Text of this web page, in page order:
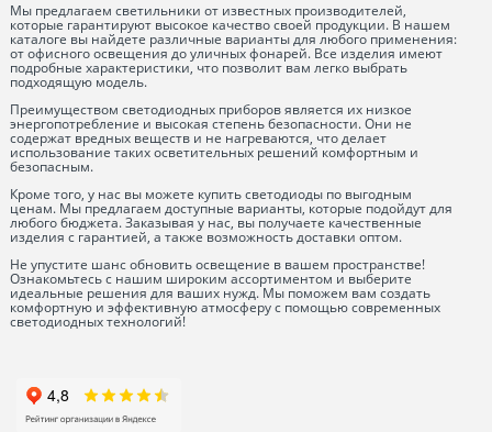
Мы предлагаем светильники от известных производителей,
которые гарантируют высокое качество своей продукции. В нашем
каталоге вы найдете различные варианты для любого применения:
от офисного освещения до уличных фонарей. Все изделия имеют
подробные характеристики, что позволит вам легко выбрать
подходящую модель.
Преимуществом светодиодных приборов является их низкое
энергопотребление и высокая степень безопасности. Они не
содержат вредных веществ и не нагреваются, что делает
использование таких осветительных решений комфортным и
безопасным.
Кроме того, у нас вы можете купить светодиоды по выгодным
ценам. Мы предлагаем доступные варианты, которые подойдут для
любого бюджета. Заказывая у нас, вы получаете качественные
изделия с гарантией, а также возможность доставки оптом.
Не упустите шанс обновить освещение в вашем пространстве!
Ознакомьтесь с нашим широким ассортиментом и выберите
идеальные решения для ваших нужд. Мы поможем вам создать
комфортную и эффективную атмосферу с помощью современных
светодиодных технологий!